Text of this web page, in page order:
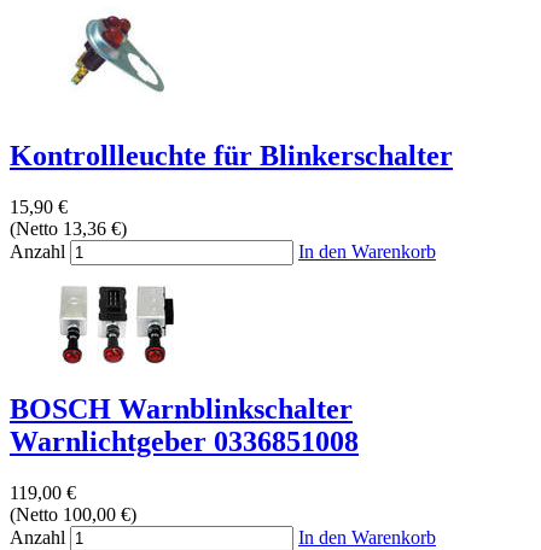
Kontrollleuchte für Blinkerschalter
15,90 €
(Netto 13,36 €)
Anzahl
In den Warenkorb
BOSCH Warnblinkschalter
Warnlichtgeber 0336851008
119,00 €
(Netto 100,00 €)
Anzahl
In den Warenkorb